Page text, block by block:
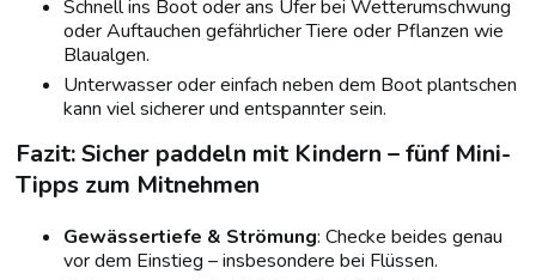
Schnell ins Boot oder ans Ufer bei Wetterumschwung
oder Auftauchen gefährlicher Tiere oder Pflanzen wie
Blaualgen.
Unterwasser oder einfach neben dem Boot plantschen
kann viel sicherer und entspannter sein.
Fazit: Sicher paddeln mit Kindern – fünf Mini-
Tipps zum Mitnehmen
Gewässertiefe & Strömung: Checke beides genau
vor dem Einstieg – insbesondere bei Flüssen.